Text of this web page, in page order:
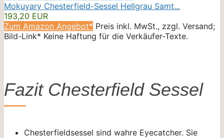
Mokuyary Chesterfield-Sessel Hellgrau Samt...
193,20 EUR
Zum Amazon Angebot* Preis inkl. MwSt., zzgl. Versand;
Bild-Link* Keine Haftung für die Verkäufer-Texte.
Fazit Chesterfield Sessel
Chesterfieldsessel sind wahre Eyecatcher. Sie